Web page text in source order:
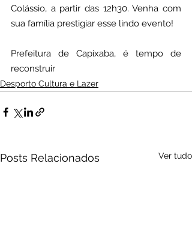
Colássio, a partir das 12h30. Venha com
sua família prestigiar esse lindo evento!
Prefeitura de Capixaba, é tempo de
reconstruir
Desporto Cultura e Lazer
Posts Relacionados Ver tudo